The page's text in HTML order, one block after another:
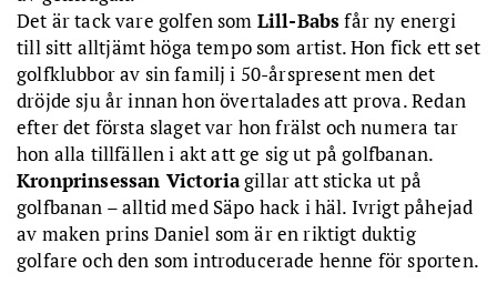
Det är tack vare golfen som Lill-Babsfår ny energi
till sitt alltjämt höga tempo som artist. Hon fick ett set
golfklubbor av sin familj i 50-årspresent men det
dröjde sju år innan hon övertalades att prova. Redan
efter det första slaget var hon frälst och numera tar
hon alla tillfällen i akt att ge sig ut på golfbanan.
Kronprinsessan Victoriagillar att sticka ut på
golfbanan – alltid med Säpo hack i häl. Ivrigt påhejad
av maken prins Daniel som är en riktigt duktig
golfare och den som introducerade henne för sporten.